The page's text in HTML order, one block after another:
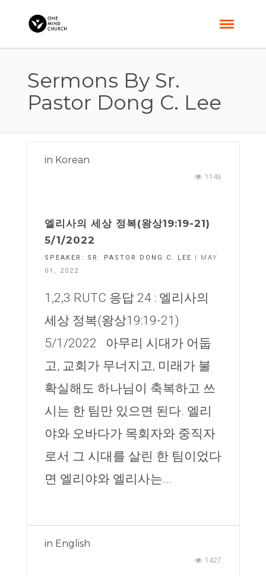
Sermons By Sr.
Pastor Dong C. Lee
in Korean
1146
엘리사의 세상 정복(왕상19:19-21)
5/1/2022
SPEAKER: SR. PASTOR DONG C. LEE
| MAY
01, 2022
1,2,3 RUTC 응답 24 : 엘리사의
세상 정복(왕상19:19-21)
5/1/2022 아무리 시대가 어둡
고, 교회가 무너지고, 미래가 불
확실해도 하나님이 축복하고 쓰
시는 한 팀만 있으면 된다. 엘리
야와 오바다가 목회자와 중직자
로서 그 시대를 살린 한 팀이었다
면 엘리야와 엘리사는...
in English
1427